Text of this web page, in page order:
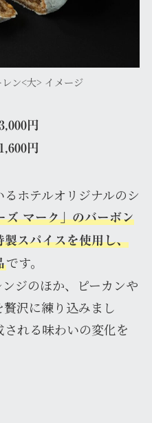
ン<大> イメージ
円
円
ホテルオリジナルのシ
ズ マーク」のバーボン
スパイスを使用し、
です。
ジのほか、ピーカンや
沢に練り込みまし
れる味わいの変化を